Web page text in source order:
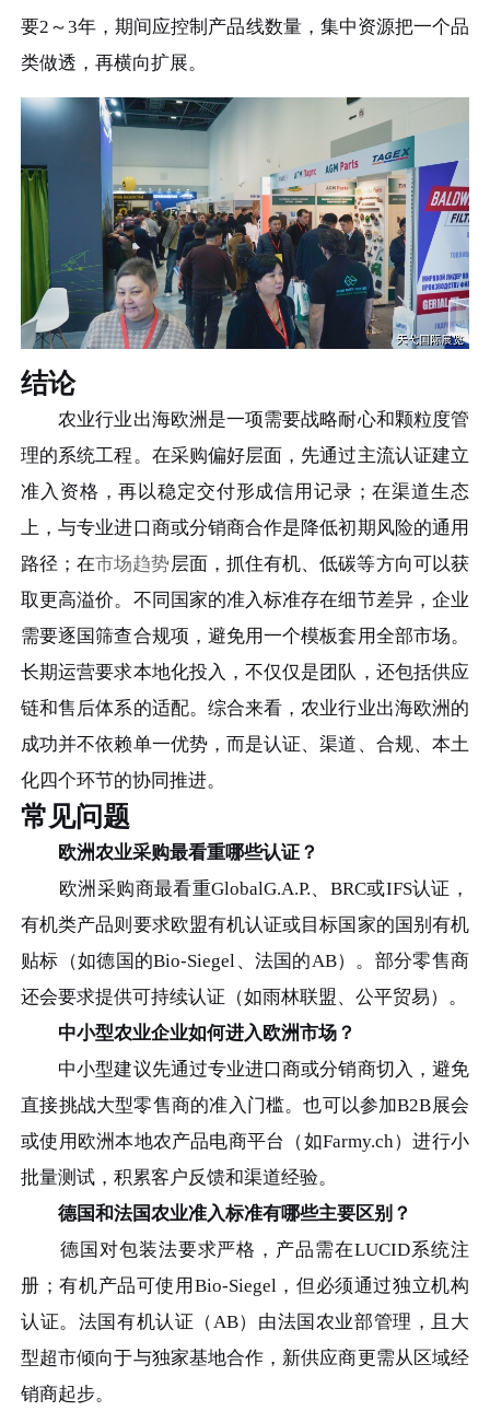
要2～3年，期间应控制产品线数量，集中资源把一个品
类做透，再横向扩展。
结论
农业行业出海欧洲是一项需要战略耐心和颗粒度管
理的系统工程。在采购偏好层面，先通过主流认证建立
准入资格，再以稳定交付形成信用记录；在渠道生态
上，与专业进口商或分销商合作是降低初期风险的通用
路径；在市场趋势层面，抓住有机、低碳等方向可以获
取更高溢价。不同国家的准入标准存在细节差异，企业
需要逐国筛查合规项，避免用一个模板套用全部市场。
长期运营要求本地化投入，不仅仅是团队，还包括供应
链和售后体系的适配。综合来看，农业行业出海欧洲的
成功并不依赖单一优势，而是认证、渠道、合规、本土
化四个环节的协同推进。
常见问题
欧洲农业采购最看重哪些认证？
欧洲采购商最看重GlobalG.A.P.、BRC或IFS认证，
有机类产品则要求欧盟有机认证或目标国家的国别有机
贴标（如德国的Bio-Siegel、法国的AB）。部分零售商
还会要求提供可持续认证（如雨林联盟、公平贸易）。
中小型农业企业如何进入欧洲市场？
中小型建议先通过专业进口商或分销商切入，避免
直接挑战大型零售商的准入门槛。也可以参加B2B展会
或使用欧洲本地农产品电商平台（如Farmy.ch）进行小
批量测试，积累客户反馈和渠道经验。
德国和法国农业准入标准有哪些主要区别？
德国对包装法要求严格，产品需在LUCID系统注
册；有机产品可使用Bio-Siegel，但必须通过独立机构
认证。法国有机认证（AB）由法国农业部管理，且大
型超市倾向于与独家基地合作，新供应商更需从区域经
销商起步。